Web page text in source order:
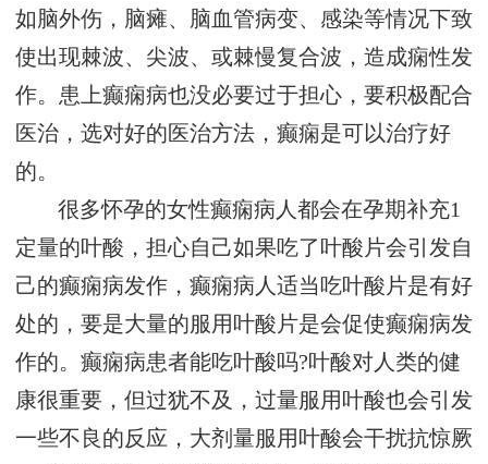
如脑外伤，脑瘫、脑血管病变、感染等情况下致
使出现棘波、尖波、或棘慢复合波，造成痫性发
作。患上癫痫病也没必要过于担心，要积极配合
医治，选对好的医治方法，癫痫是可以治疗好
的。
很多怀孕的女性癫痫病人都会在孕期补充1
定量的叶酸，担心自己如果吃了叶酸片会引发自
己的癫痫病发作，癫痫病人适当吃叶酸片是有好
处的，要是大量的服用叶酸片是会促使癫痫病发
作的。癫痫病患者能吃叶酸吗?叶酸对人类的健
康很重要，但过犹不及，过量服用叶酸也会引发
一些不良的反应，大剂量服用叶酸会干扰抗惊厥